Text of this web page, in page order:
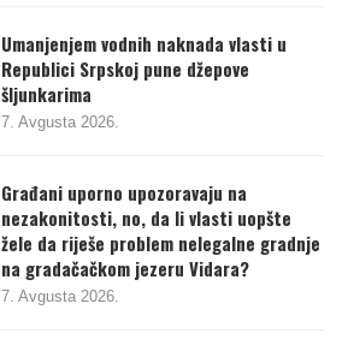
Umanjenjem vodnih naknada vlasti u
Republici Srpskoj pune džepove
šljunkarima
7. Avgusta 2026.
Građani uporno upozoravaju na
nezakonitosti, no, da li vlasti uopšte
žele da riješe problem nelegalne gradnje
na gradačačkom jezeru Vidara?
7. Avgusta 2026.